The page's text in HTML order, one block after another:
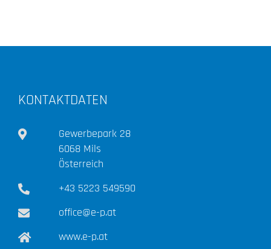
KONTAKTDATEN
Gewerbepark 28
6068 Mils
Österreich
+43 5223 549590
office@e-p.at
www.e-p.at